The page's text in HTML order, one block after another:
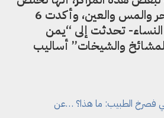
بمعالجة مرضى السحر والمس والعين، وأكدت 6
تحدثت إلى “يمن
والشيخات” أساليب
فصرخ الطبيب: ما هذا؟ …عن